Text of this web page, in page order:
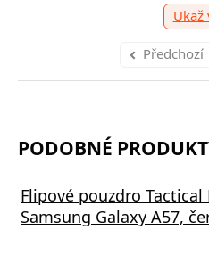
Ukaž
Předchozí
PODOBNÉ
Flipové pouzdro
Samsung Galaxy A57,